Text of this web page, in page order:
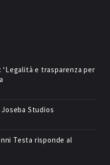
‘Legalità e trasparenza per
Studios
Testa risponde al